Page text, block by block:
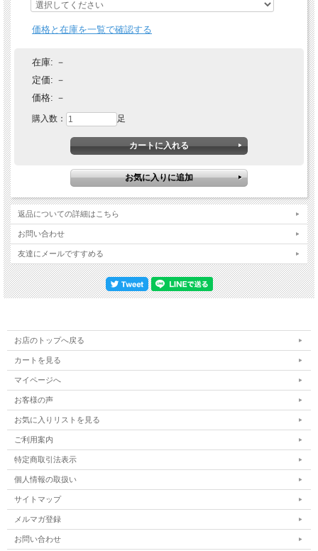
価格と在庫を一覧で確認する
在庫: －
定価: －
価格: －
購入数： 足
返品についての詳細はこちら
お問い合わせ
友達にメールですすめる
お店のトップへ戻る
カートを見る
マイページへ
お客様の声
お気に入りリストを見る
ご利用案内
特定商取引法表示
個人情報の取扱い
サイトマップ
メルマガ登録
お問い合わせ